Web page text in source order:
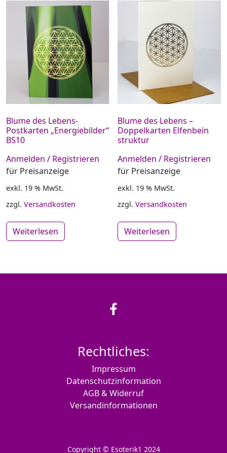
Blume des Lebens-
Postkarten „Energiebilder“
BS10
Anmelden / Registrieren
für Preisanzeige
exkl. 19 % MwSt.
zzgl. Versandkosten
Weiterlesen
Blume des Lebens –
Doppelkarten Elfenbein
struktur
Anmelden / Registrieren
für Preisanzeige
exkl. 19 % MwSt.
zzgl.Versandkosten
Weiterlesen
Rechtliches:
Impressum
Datenschutzinformation
AGB & Widerruf
Versandinformationen
Copyright © Esoterik1 2024